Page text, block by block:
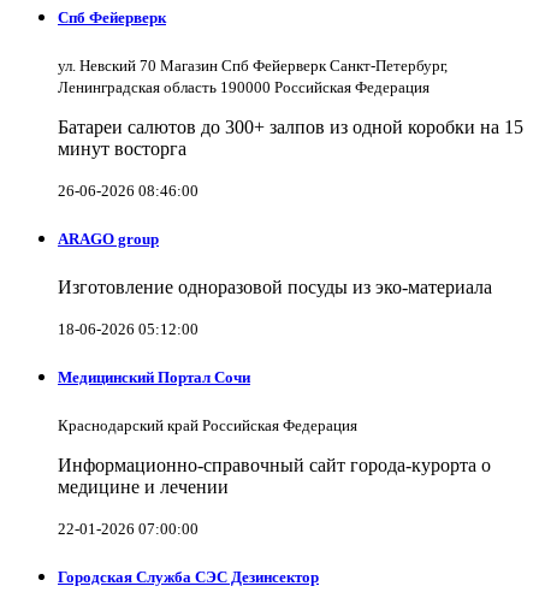
Спб Фейерверк
ул. Невский 70 Магазин Спб Фейерверк Санкт-Петербург,
Ленинградская область 190000 Российская Федерация
Батареи салютов до 300+ залпов из одной коробки на 15
минут восторга
26-06-2026 08:46:00
ARAGO group
Изготовление одноразовой посуды из эко-материала
18-06-2026 05:12:00
Медицинский Портал Сочи
Краснодарский край Российская Федерация
Информационно-справочный сайт города-курорта о
медицине и лечении
22-01-2026 07:00:00
Городская Служба СЭС Дезинсектор